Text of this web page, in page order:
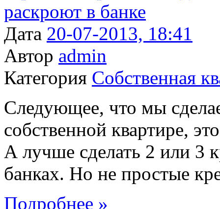
Дата 20-07-2013, 18:41
Автор admin
Категория Собственная
Следующее, что мы
собственной квартире,
А лучше сделать 2 или 3
банках. Но не простые
Подробнее »